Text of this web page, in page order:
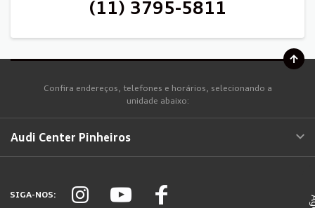
(11) 3795-5811
Confira endereços, telefones e horários, selecionando a
unidade abaixo:
Audi Center Pinheiros
SIGA-NOS: